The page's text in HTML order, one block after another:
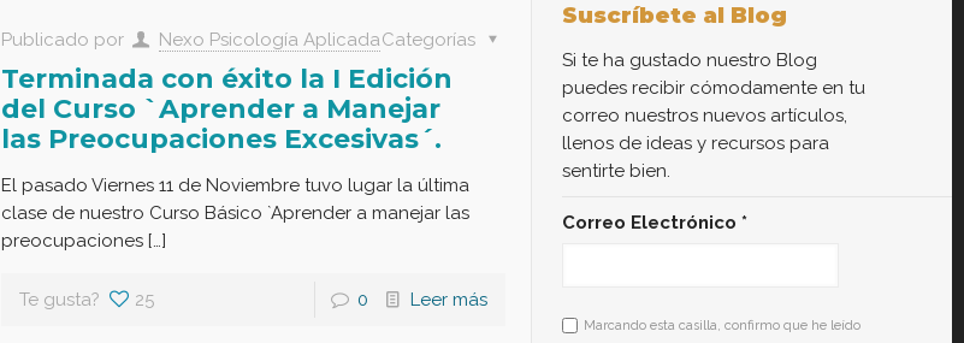
Publicado por Nexo Psicología AplicadaCategorías
Terminada con éxito la I Edición
del Curso `Aprender a Manejar
las Preocupaciones Excesivas´.
El pasado Viernes 11 de Noviembre tuvo lugar la última
clase de nuestro Curso Básico `Aprender a manejar las
preocupaciones […]
Te gusta? 25 0 Leer más
Suscríbete al Blog
Si te ha gustado nuestro Blog
puedes recibir cómodamente en tu
correo nuestros nuevos artículos,
llenos de ideas y recursos para
sentirte bien.
Correo Electrónico*
Marcando esta casilla, confirmo que he leído